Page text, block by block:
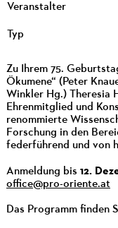
Veranstalter
Typ
Zu Ihrem 75.
Ökumene“ (Peter
Winkler Hg.) Theresia
Ehrenmitglied und
renommierte
Forschung in den
federführend und von
Anmeldung bis 12.
office@pro-oriente.at
Das Programm finden